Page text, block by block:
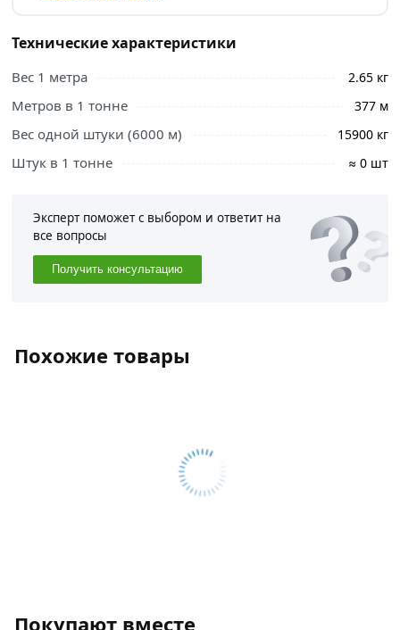
40х25х3 мм из категорииТруба прямоугольная
Технические характеристики
Вес 1 метра 2.65 кг
Метров в 1 тонне 377 м
Вес одной штуки (6000 м) 15900 кг
Штук в 1 тонне ≈ 0 шт
Эксперт поможет с выбором и ответит на
все вопросы
Получить консультацию
Похожие товары
Покупают вместе